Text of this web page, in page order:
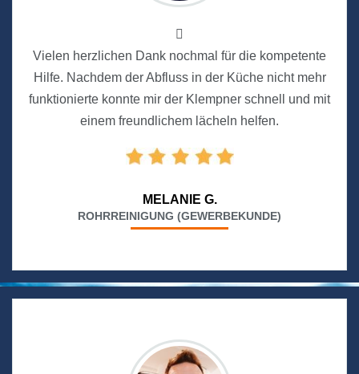
Vielen herzlichen Dank nochmal für die kompetente
Hilfe. Nachdem der Abfluss in der Küche nicht mehr
funktionierte konnte mir der Klempner schnell und mit
einem freundlichem lächeln helfen.
MELANIE G.
ROHRREINIGUNG (GEWERBEKUNDE)